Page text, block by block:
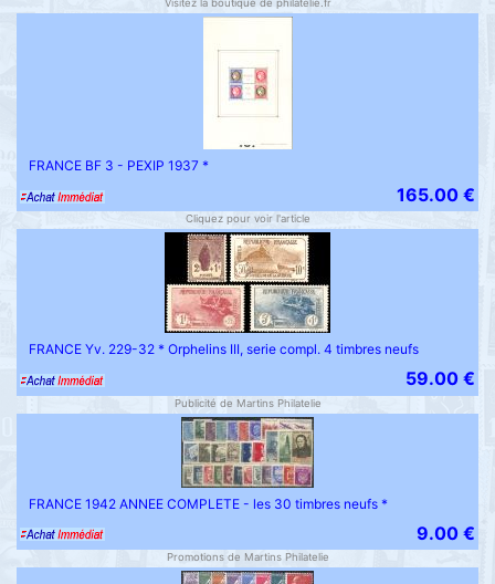
Visitez la boutique de philatelie.fr
FRANCE BF 3 - PEXIP 1937 *
165.00 €
Cliquez pour voir l'article
FRANCE Yv. 229-32 * Orphelins III, serie compl. 4 timbres neufs
59.00 €
Publicité de Martins Philatelie
FRANCE 1942 ANNEE COMPLETE - les 30 timbres neufs *
9.00 €
Promotions de Martins Philatelie